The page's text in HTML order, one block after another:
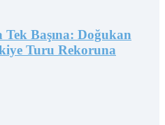
Tek Başına: Doğukan
Turu Rekoruna